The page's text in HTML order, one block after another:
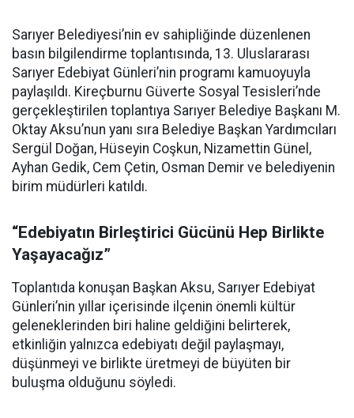
Sarıyer Belediyesi’nin ev sahipliğinde düzenlenen
basın bilgilendirme toplantısında, 13. Uluslararası
Sarıyer Edebiyat Günleri’nin programı kamuoyuyla
paylaşıldı. Kireçburnu Güverte Sosyal Tesisleri’nde
gerçekleştirilen toplantıya Sarıyer Belediye Başkanı M.
Oktay Aksu’nun yanı sıra Belediye Başkan Yardımcıları
Sergül Doğan, Hüseyin Coşkun, Nizamettin Günel,
Ayhan Gedik, Cem Çetin, Osman Demir ve belediyenin
birim müdürleri katıldı.
“Edebiyatın Birleştirici Gücünü Hep Birlikte
Yaşayacağız”
Toplantıda konuşan Başkan Aksu, Sarıyer Edebiyat
Günleri’nin yıllar içerisinde ilçenin önemli kültür
geleneklerinden biri haline geldiğini belirterek,
etkinliğin yalnızca edebiyatı değil paylaşmayı,
düşünmeyi ve birlikte üretmeyi de büyüten bir
buluşma olduğunu söyledi.